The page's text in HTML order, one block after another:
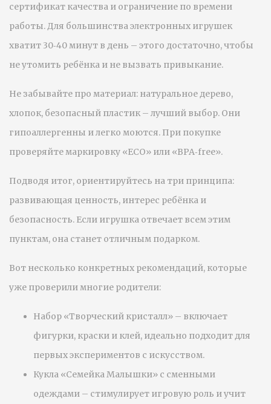
сертификат качества и ограничение по времени
работы. Для большинства электронных игрушек
хватит 30‑40 минут в день – этого достаточно, чтобы
не утомить ребёнка и не вызвать привыкание.
Не забывайте про материал: натуральное дерево,
хлопок, безопасный пластик – лучший выбор. Они
гипоаллергенны и легко моются. При покупке
проверяйте маркировку «ECO» или «BPA‑free».
Подводя итог, ориентируйтесь на три принципа:
развивающая ценность, интерес ребёнка и
безопасность. Если игрушка отвечает всем этим
пунктам, она станет отличным подарком.
Вот несколько конкретных рекомендаций, которые
уже проверили многие родители:
Набор «Творческий кристалл» – включает
фигурки, краски и клей, идеально подходит для
первых экспериментов с искусством.
Кукла «Семейка Малышки» с сменными
одеждами – стимулирует игровую роль и учит